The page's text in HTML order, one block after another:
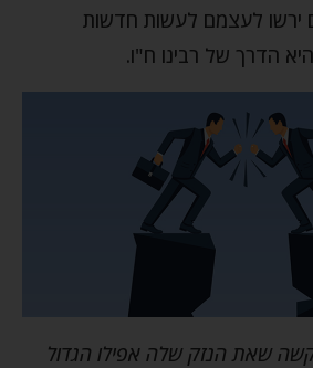
ירשו לעצמם לעשות חדשות
הדרך של רבינו ח"ו.
שאת הנזק שלה אפילו הגדול